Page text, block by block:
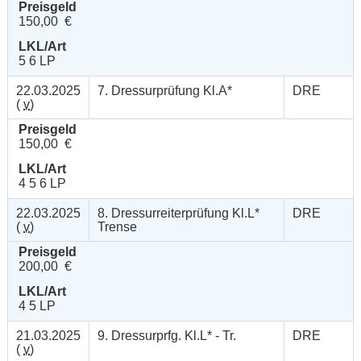
Preisgeld
150,00 €
LKL/Art
5 6 LP
22.03.2025
( v)
7. Dressurprüfung Kl.A* DRE
Preisgeld
150,00 €
LKL/Art
4 5 6 LP
22.03.2025
( v)
8. Dressurreiterprüfung Kl.L*
Trense
DRE
Preisgeld
200,00 €
LKL/Art
4 5 LP
21.03.2025
( v)
9. Dressurprfg. Kl.L* - Tr. DRE